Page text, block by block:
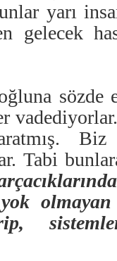
yarı
gelecek
sözde
Tabi
olmayan